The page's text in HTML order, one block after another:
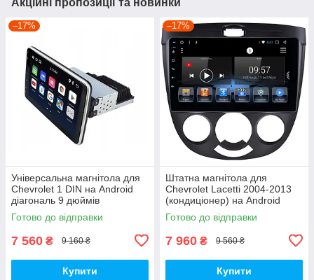
–17%
Універсальна магнітола для
Chevrolet 1 DIN на Android
діагональ 9 дюймів
Готово до відправки
7 560 ₴ 9 160 ₴
Купити
–17%
Штатна магнітола для
Chevrolet Lacetti 2004-2013
(кондиціонер) на Android
Готово до відправки
7 960 ₴ 9 560 ₴
Купити